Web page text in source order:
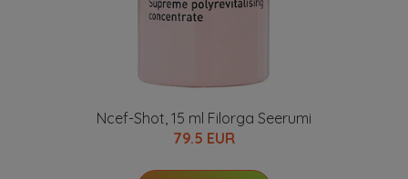
Ncef-Shot, 15 ml Filorga Seerumi
79.5 EUR